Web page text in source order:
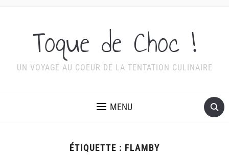
Toque de Choc !
UN VOYAGE AU COEUR DE LA TENTATION CULINAIRE
MENU
ÉTIQUETTE : FLAMBY